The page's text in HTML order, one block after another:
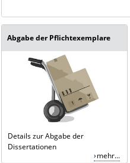
Abgabe der Pflichtexemplare
Details zur Abgabe der
Dissertationen
mehr...